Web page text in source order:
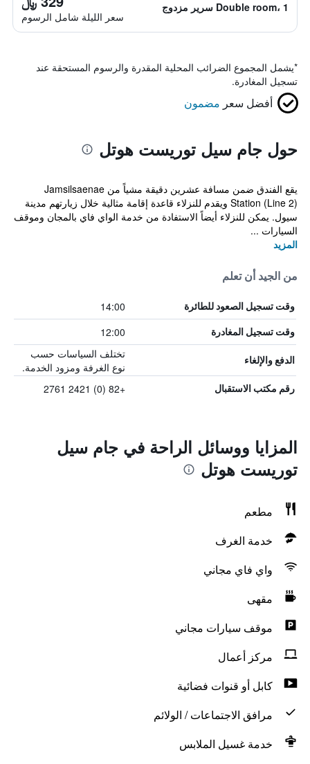
Double room، 1 سرير مزدوج
سعر الليلة شامل الرسوم
*يشمل المجموع الضرائب المحلية المقدرة والرسوم المستحقة عند
تسجيل المغادرة.
أفضل سعر مضمون
حول جام سيل توريست هوتل
يقع الفندق ضمن مسافة عشرين دقيقة مشياً من Jamsilsaenae
Station (Line 2) ويقدم للنزلاء قاعدة إقامة مثالية خلال زيارتهم مدينة
سيول. يمكن للنزلاء أيضاً الاستفادة من خدمة الواي فاي بالمجان وموقف
السيارات ...
المزيد
من الجيد أن تعلم
وقت تسجيل الصعود للطائرة 14:00
وقت تسجيل المغادرة 12:00
الدفع والإلغاء
تختلف السياسات حسب
نوع الغرفة ومزود الخدمة.
رقم مكتب الاستقبال +82 (0) 2421 2761
المزايا ووسائل الراحة في جام سيل
توريست هوتل
مطعم
خدمة الغرف
واي فاي مجاني
مقهى
موقف سيارات مجاني
مركز أعمال
كابل أو قنوات فضائية
مرافق الاجتماعات / الولائم
خدمة غسيل الملابس